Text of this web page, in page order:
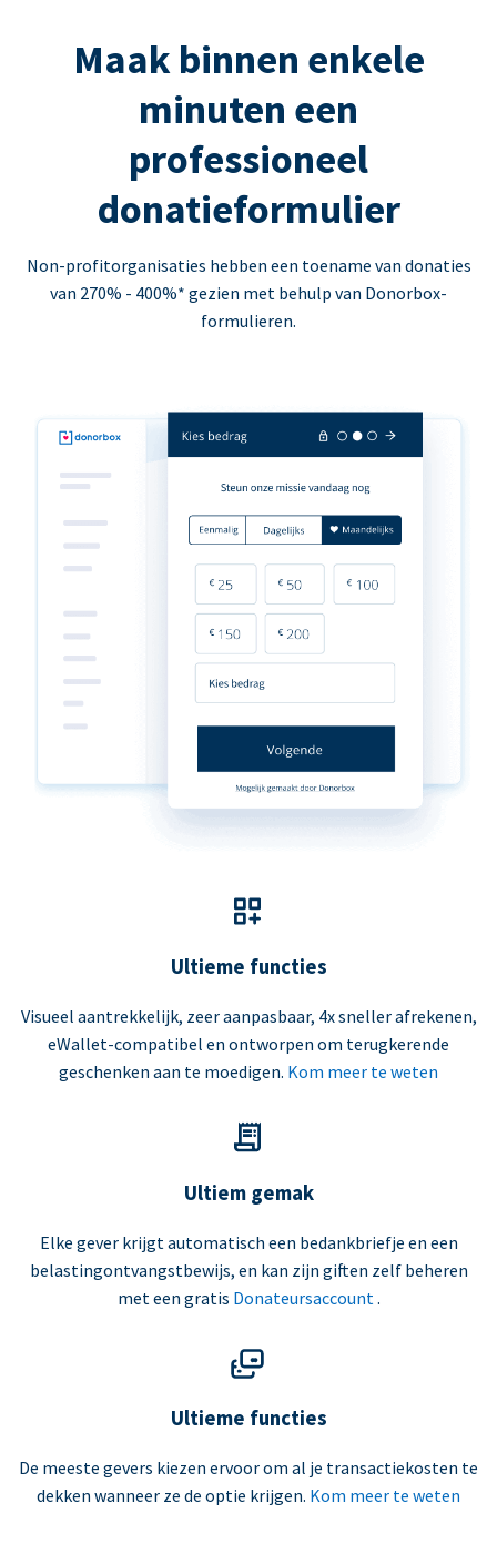
Maak binnen enkele
minuten een
professioneel
donatieformulier
Non-profitorganisaties hebben een toename van donaties
van 270% - 400%* gezien met behulp van Donorbox-
formulieren.
Ultieme functies
Visueel aantrekkelijk, zeer aanpasbaar, 4x sneller afrekenen,
eWallet-compatibel en ontworpen om terugkerende
geschenken aan te moedigen. Kom meer te weten
Ultiem gemak
Elke gever krijgt automatisch een bedankbriefje en een
belastingontvangstbewijs, en kan zijn giften zelf beheren
met een gratis Donateursaccount .
Ultieme functies
De meeste gevers kiezen ervoor om al je transactiekosten te
dekken wanneer ze de optie krijgen. Kom meer te weten